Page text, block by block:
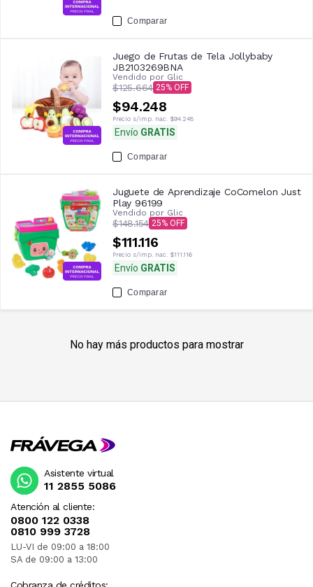
Comparar
Juego de Frutas de Tela Jollybaby
JB2103269BNA
Vendido por Glic
$125.664 25
$94.248
Precio s/imp. nac. $94.248
Envío GRATIS
Comparar
Juguete de Aprendizaje CoComelon Just
Play 96199
Vendido por Glic
$148.154 25
$111.116
Precio s/imp. nac. $111.116
Envío GRATIS
Comparar
No hay más productos para mostrar
Atención al cliente:
0800 122 0338
0810 999 3728
LU-VI de 09:00 a 18:00
SA de 09:00 a 13:00
Asistente virtual
11 2855 5086